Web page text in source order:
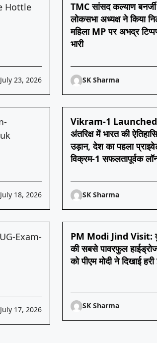
July 23, 2026
TMC सांसद कल्याण
लोकसभा अध्यक्ष ने किया
महिला MP पर अभद्र
भारी
SK Sharma
July 18, 2026
Vikram-1
अंतरिक्ष में भारत की
उड़ान, देश का पहला
विक्रम-1 सफलतापूर्वक
SK Sharma
July 17, 2026
PM Modi Jind Visit:
की सबसे पावरफुल
को पीएम मोदी ने दिखाई
SK Sharma